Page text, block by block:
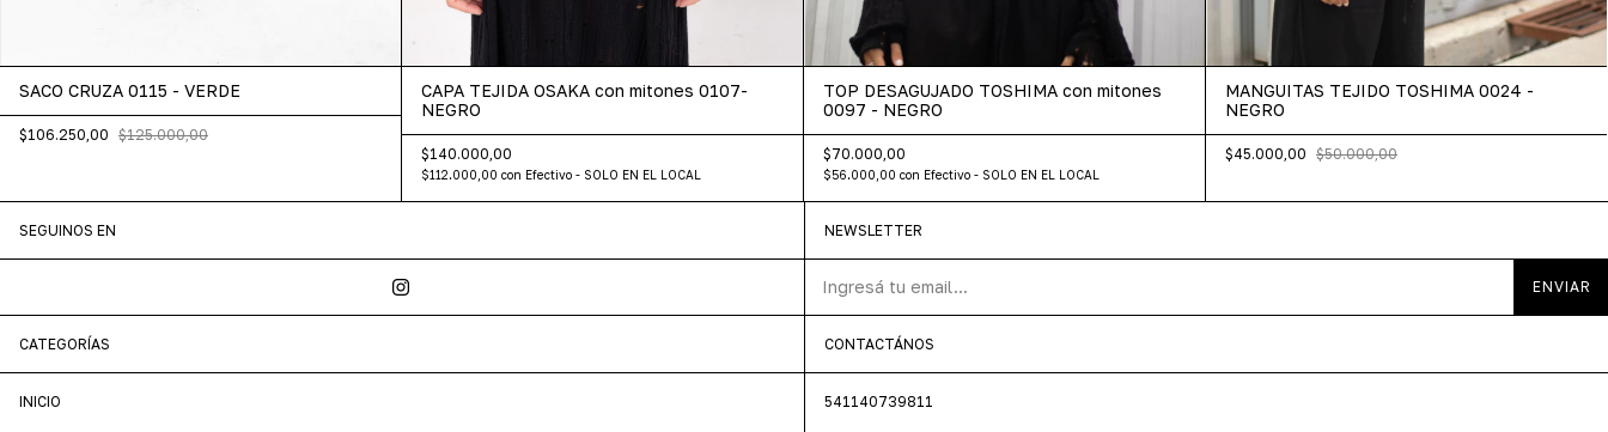
SACO CRUZA 0115 - VERDE
$106.250,00 $125.000,00
CAPA TEJIDA OSAKA con mitones 0107-
NEGRO
$140.000,00
$112.000,00 con Efectivo - SOLO EN EL LOCAL
TOP DESAGUJADO TOSHIMA con mitones
0097 - NEGRO
$70.000,00
$56.000,00 con Efectivo - SOLO EN EL LOCAL
MANGUITAS TEJIDO TOSHIMA 0024 -
NEGRO
$45.000,00 $50.000,00
SEGUINOS EN NEWSLETTER
CATEGORÍAS
INICIO
CONTACTÁNOS
541140739811